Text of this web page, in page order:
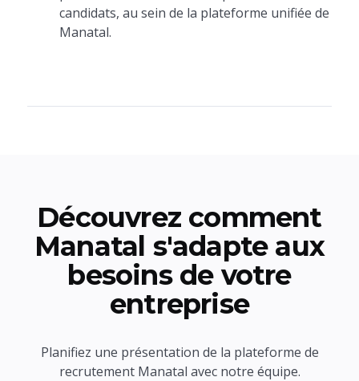
candidats, au sein de la plateforme unifiée de
Manatal.
Découvrez comment
Manatal s'adapte aux
besoins de votre
entreprise
Planifiez une présentation de la plateforme de
recrutement Manatal avec notre équipe.